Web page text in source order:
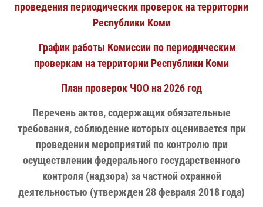
проведения периодических проверок на территории
Республики Коми
График работы Комиссии по периодическим
проверкам на территории Республики Коми
План проверок ЧОО на 2026 год
Перечень актов, содержащих обязательные
требования, соблюдение которых оценивается при
проведении мероприятий по контролю при
осуществлении федерального государственного
контроля (надзора) за частной охранной
деятельностью (утвержден 28 февраля 2018 года)